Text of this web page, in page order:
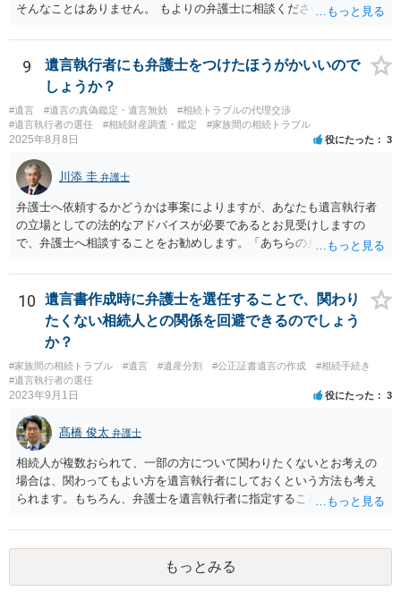
そんなことはありません。 もよりの弁護士に相談ください。
9
遺言執行者にも弁護士をつけたほうがかいいので
しょうか？
#遺言 #遺言の真偽鑑定・遺言無効
#相続トラブルの代理交渉
#遺言執行者の選任
#相続財産調査・鑑定 #家族間の相続トラブル
2025年8月8日 役にたった 3
川添 圭 弁護士
弁護士へ依頼するかどうかは事案によりますが、あなたも遺言執行者
の立場としての法的なアドバイスが必要であるとお見受けしますの
で、弁護士へ相談することをお勧めします。「あちらの弁護士」（元
誘導しかしてこないと思います。
10
遺言書作成時に弁護士を選任することで、関わり
たくない相続人との関係を回避できるのでしょう
か？
#家族間の相続トラブル #遺言 #遺産分割 #公正証書遺言の作成
#相続手続き
#遺言執行者の選任
2023年9月1日 役にたった 3
髙橋 俊太 弁護士
相続人が複数おられて、一部の方について関わりたくないとお考えの
場合は、関わってもよい方を遺言執行者にしておくという方法も考え
られます。もちろん、弁護士を遺言執行者に指定することもできます
方に再委任の権限を付与しておくという方法もあります。 一度、弁護
士に直接ご相談されることをお勧めいたします。
もっとみる